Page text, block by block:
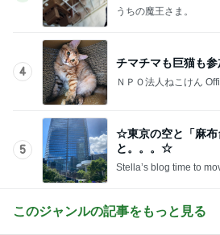
うちの魔王さま。
4
チマチマも巨猫も参
ＮＰＯ法人ねこけん
5
☆東京の空と「麻布
と。。。☆
Stella’s blog time
このジャンルの記事をもっと見る